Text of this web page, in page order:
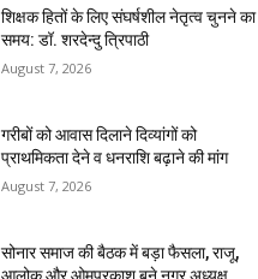
शिक्षक हितों के लिए संघर्षशील नेतृत्व चुनने का
समय: डॉ. शरदेन्दु त्रिपाठी
August 7, 2026
गरीबों को आवास दिलाने दिव्यांगों को
प्राथमिकता देने व धनराशि बढ़ाने की मांग
August 7, 2026
सोनार समाज की बैठक में बड़ा फैसला, राजू,